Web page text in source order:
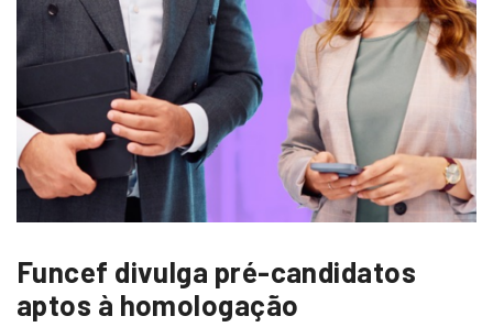
Funcef divulga pré-candidatos
aptos à homologação